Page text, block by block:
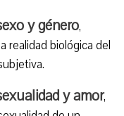
y género,
realidad biológica del
y amor,